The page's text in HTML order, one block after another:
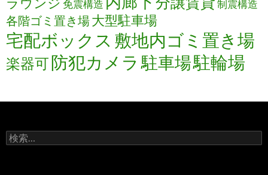
免震構造 制震構造
各階ゴミ置き場大型駐車場
宅配ボックス 敷地内ゴミ置き場
楽器可防犯カメラ 駐車場駐輪場
検
索: